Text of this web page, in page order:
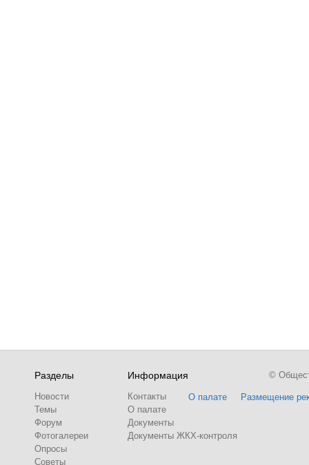
Разделы
Новости
Темы
Форум
Фотогалереи
Опросы
Советы
Информация
Контакты
О палате
Документы
Документы ЖКХ-контроля
О палате Размещение
©